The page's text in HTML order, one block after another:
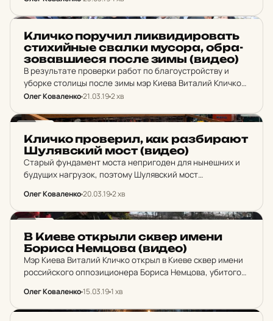
Кличко по­ру­чил лик­ви­ди­ро­вать
сти­хий­ные свалки мусора, об­ра­
зо­вав­ши­е­ся после зимы (видео)
В результате проверки работ по благоустройству и
уборке столицы после зимы мэр Киева Виталий Кличко
поручил главам районов, коммунальным службам
которые образовались после зимы.
Олег Коваленко21.03.192 хв
Кличко про­ве­рил, как раз­би­ра­ют
Шу­ляв­ский мост (видео)
Старый фундамент моста непригоден для нынешних и
будущих нагрузок, поэтому Шулявский мост
демонтажу будут продолжаться до июня. Работы по
строительству нового путепровода начнут в апреле.…
Олег Коваленко20.03.192 хв
В Киеве от­крыли сквер имени
Бориса Не­м­цо­ва (видео)
Мэр Киева Виталий Кличко открыл в Киеве сквер имени
российского оппозиционера Бориса Немцова, убитого
мемориальную доску мэр открыл вместе с дочерью
политика…
Олег Коваленко15.03.191 хв